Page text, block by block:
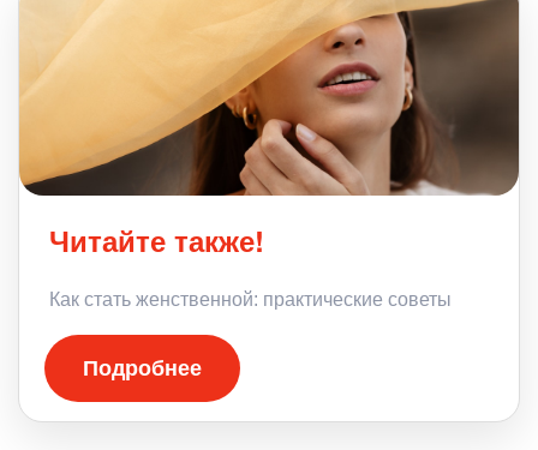
Читайте также!
Как стать женственной: практические советы
Подробнее